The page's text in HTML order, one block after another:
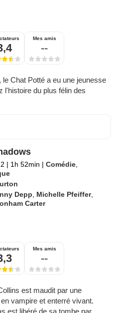
Mes amis
--
Chat Potté a eu une jeunesse
l'histoire du plus félin des
| 1h 52min | Comédie
Depp Michelle Pfeiffer,
Carter
Mes amis
--
est maudit par une
vampire et enterré vivant.
est libéré de sa tombe par